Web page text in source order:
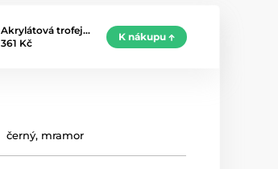
Akrylátová trofej…
361 Kč
K nákupu
černý, mramor